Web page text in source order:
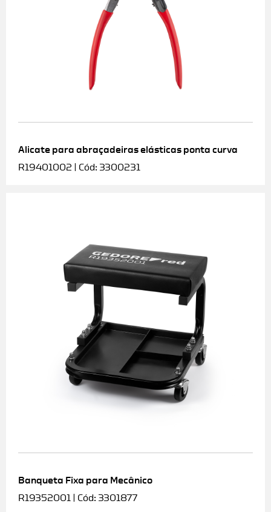
Alicate para abraçadeiras elásticas ponta curva
R19401002 | Cód: 3300231
Banqueta Fixa para Mecânico
R19352001 | Cód: 3301877